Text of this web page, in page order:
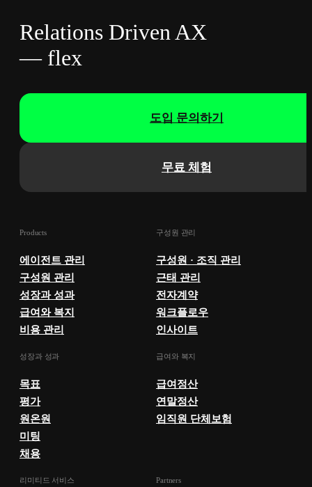
Relations Driven AX
— flex
무료 체험
도입 문의하기
Products
에이전트 관리
구성원 관리
성장과 성과
급여와 복지
비용 관리
구성원 관리
구성원 · 조직 관리
근태 관리
전자계약
워크플로우
인사이트
성장과 성과
목표
평가
원온원
미팅
채용
급여와 복지
급여정산
연말정산
임직원 단체보험
리미티드 서비스 Partners